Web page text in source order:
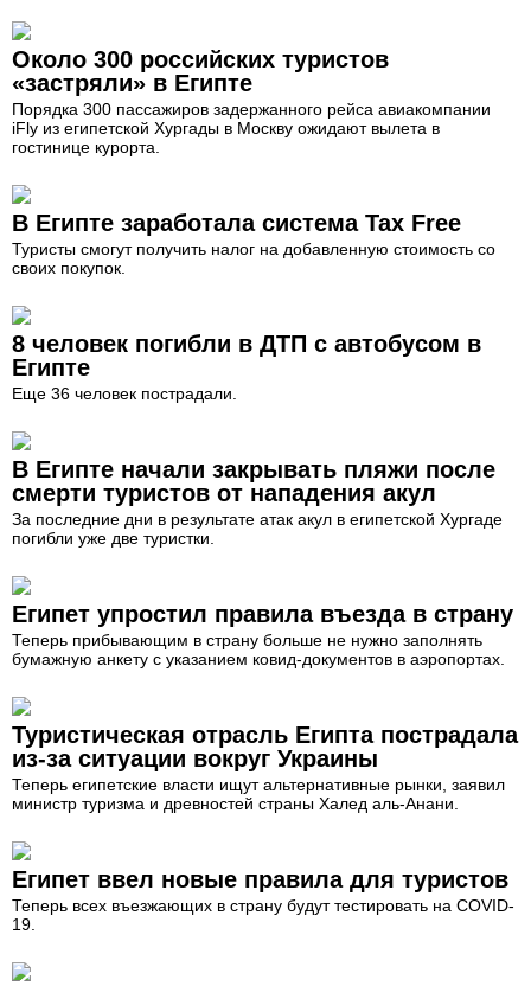
Около 300 российских туристов
«застряли» в Египте
Порядка 300 пассажиров задержанного рейса авиакомпании
iFly из египетской Хургады в Москву ожидают вылета в
гостинице курорта.
В Египте заработала система Tax Free
Туристы смогут получить налог на добавленную стоимость со
своих покупок.
8 человек погибли в ДТП с автобусом в
Египте
Еще 36 человек пострадали.
В Египте начали закрывать пляжи после
смерти туристов от нападения акул
За последние дни в результате атак акул в египетской Хургаде
погибли уже две туристки.
Египет упростил правила въезда в страну
Теперь прибывающим в страну больше не нужно заполнять
бумажную анкету с указанием ковид-документов в аэропортах.
Туристическая отрасль Египта пострадала
из-за ситуации вокруг Украины
Теперь египетские власти ищут альтернативные рынки, заявил
министр туризма и древностей страны Халед аль-Анани.
Египет ввел новые правила для туристов
Теперь всех въезжающих в страну будут тестировать на COVID-
19.